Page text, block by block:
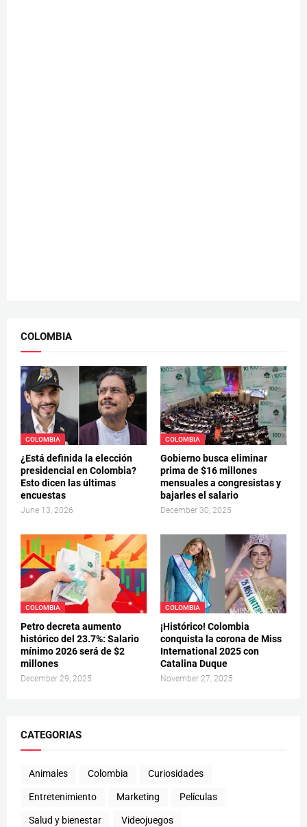
COLOMBIA
COLOMBIA
¿Está definida la elección
presidencial en Colombia?
Esto dicen las últimas
encuestas
June 13, 2026
COLOMBIA
Gobierno busca eliminar
prima de $16 millones
mensuales a congresistas y
bajarles el salario
December 30, 2025
COLOMBIA
Petro decreta aumento
histórico del 23.7%: Salario
mínimo 2026 será de $2
millones
December 29, 2025
COLOMBIA
¡Histórico! Colombia
conquista la corona de Miss
International 2025 con
Catalina Duque
November 27, 2025
CATEGORIAS
Animales Colombia Curiosidades
Entretenimiento Marketing Películas
Salud y bienestar Videojuegos